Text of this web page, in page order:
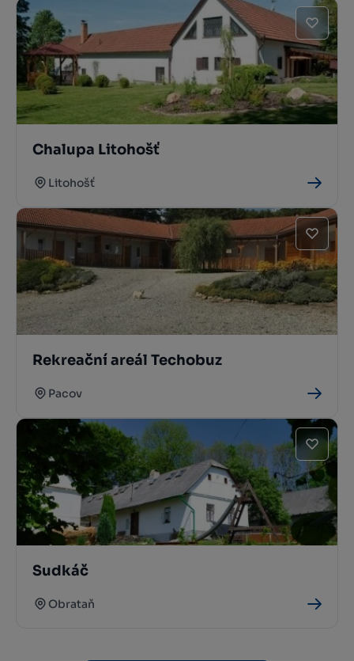
Chalupa Litohošť
Litohošť
Rekreační areál Techobuz
Pacov
Sudkáč
Obrataň